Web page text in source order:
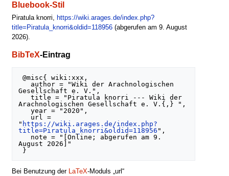
Bluebook-Stil
Piratula knorri, https://wiki.arages.de/index.php?
title=Piratula_knorri&oldid=118956(abgerufen am 9. August
2026).
BibTeX-Eintrag
@misc{ wiki:xxx,
Gesellschaft e. V.",
   title = "Piratula knorri --- Wiki der
Arachnologischen Gesellschaft e. V.{,} ",
   year = "2020",
" https://wiki.arages.de/index.php?
title=Piratula_knorri&oldid=118956 ",
August 2026]"
Bei Benutzung der LaTeX-Moduls „url“